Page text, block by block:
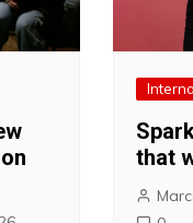
that